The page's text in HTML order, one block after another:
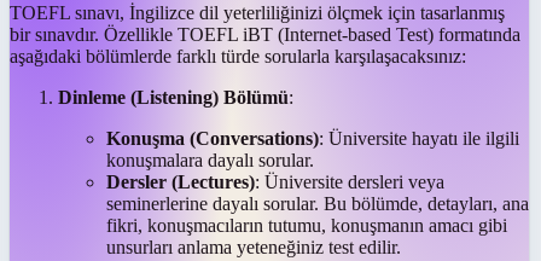
TOEFL sınavı, İngilizce dil yeterliliğinizi ölçmek için tasarlanmış
bir sınavdır. Özellikle TOEFL iBT (Internet-based Test) formatında
aşağıdaki bölümlerde farklı türde sorularla karşılaşacaksınız:
Dinleme (Listening) Bölümü:
Konuşma (Conversations): Üniversite hayatı ile ilgili
konuşmalara dayalı sorular.
Dersler (Lectures): Üniversite dersleri veya
seminerlerine dayalı sorular. Bu bölümde, detayları, ana
fikri, konuşmacıların tutumu, konuşmanın amacı gibi
unsurları anlama yeteneğiniz test edilir.